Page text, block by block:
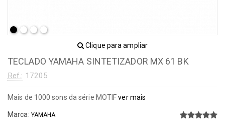
Clique para ampliar
TECLADO YAMAHA SINTETIZADOR MX 61 BK
Ref.: 17205
Mais de 1000 sons da série MOTIFver mais
Marca: YAMAHA